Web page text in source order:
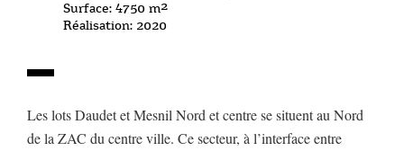
Surface: 4750 m²
Réalisation: 2020
Les lots Daudet et Mesnil Nord et centre se situent au Nord
de la ZAC du centre ville. Ce secteur, à l’interface entre